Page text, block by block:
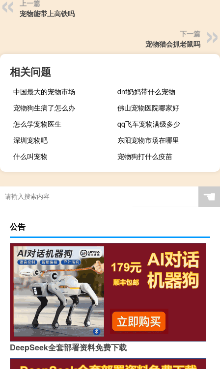
上一篇
宠物能带上高铁吗
下一篇
宠物猫会抓老鼠吗
相关问题
中国最大的宠物市场
dnf奶妈带什么宠物
宠物狗生病了怎么办
佛山宠物医院哪家好
怎么学宠物医生
qq飞车宠物满级多少
深圳宠物吧
东阳宠物市场在哪里
什么叫宠物
宠物狗打什么疫苗
☚
公告
DeepSeek全套部署资料免费下载